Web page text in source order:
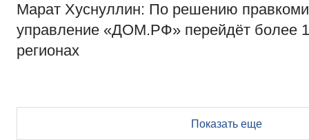
Марат Хуснуллин: По решению
управление «ДОМ.РФ» перейдёт более
регионах
Показать еще